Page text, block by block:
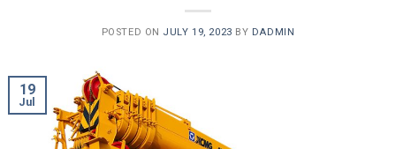
POSTED ON JULY 19, 2023 BY DADMIN
19
Jul